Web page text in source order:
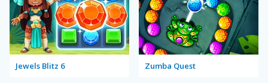
Jewels Blitz 6 Zumba Quest